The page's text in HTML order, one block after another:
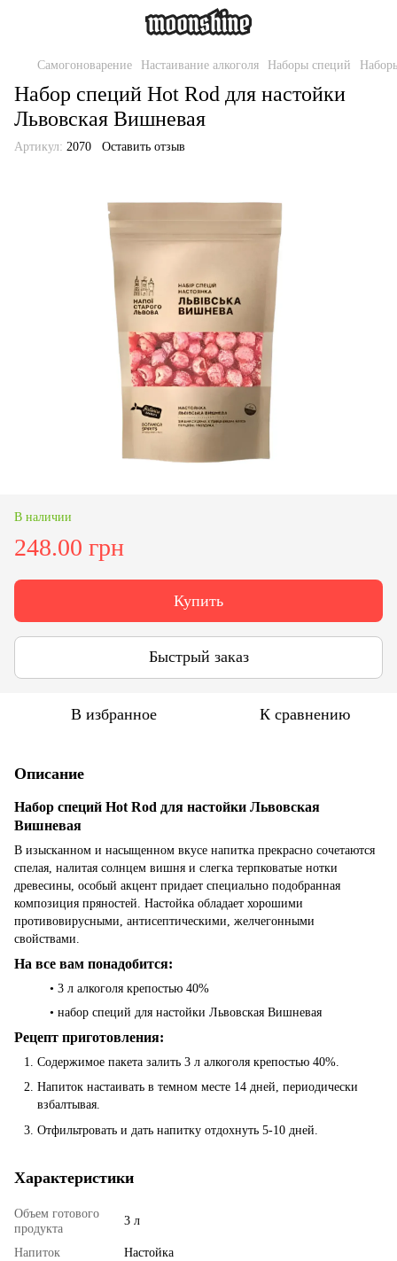
Самогоноварение Настаивание алкоголя Наборы специй
Набор специй Hot Rod для настойки
Львовская Вишневая
Артикул: 2070 Оставить отзыв
В наличии
248.00 грн
Купить
Быстрый заказ
В избранное К сравнению
Описание
Набор специй Hot Rod для настойки Львовская
Вишневая
В изысканном и насыщенном вкусе напитка прекрасно сочетаются
спелая, налитая солнцем вишня и слегка терпковатые нотки
древесины, особый акцент придает специально подобранная
композиция пряностей. Настойка обладает хорошими
противовирусными, антисептическими, желчегонными
свойствами.
На все вам понадобится:
• 3 л алкоголя крепостью 40%
• набор специй для настойки Львовская Вишневая
Рецепт приготовления:
Содержимое пакета залить 3 л алкоголя крепостью 40%.
Напиток настаивать в темном месте 14 дней, периодически
взбалтывая.
Отфильтровать и дать напитку отдохнуть 5-10 дней.
Характеристики
Объем готового
продукта
3 л
Напиток
Настойка